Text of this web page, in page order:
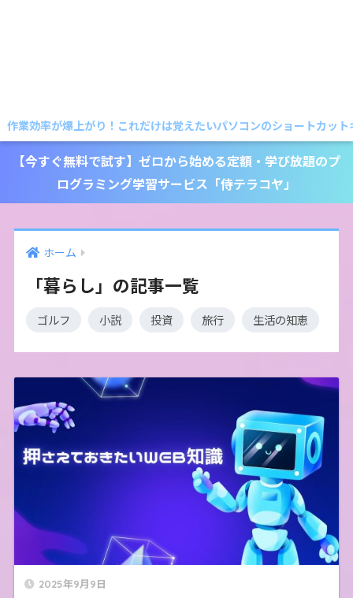
作業効率が爆上がり！これだけは覚えたいパソコンのショートカッ
【今すぐ無料で試す】ゼロから始める定額・学び放題のプ
ログラミング学習サービス「侍テラコヤ」
ホーム
「暮らし」の記事一覧
ゴルフ 小説 投資 旅行 生活の知恵
2025年9月9日